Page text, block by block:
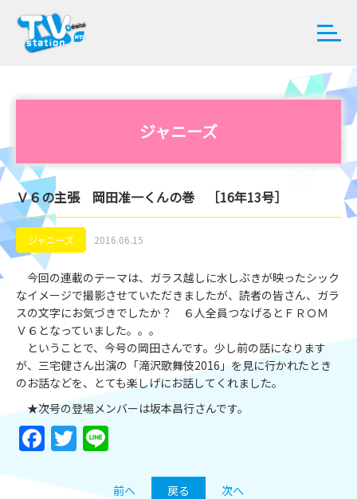
ジャニーズ
Ｖ６の主張 岡田准一くんの巻 ［16年13号］
ジャニーズ 2016.06.15
今回の連載のテーマは、ガラス越しに水しぶきが映ったシック
なイメージで撮影させていただきましたが、読者の皆さん、ガラ
スの文字にお気づきでしたか？ ６人全員つなげるとＦＲＯＭ
Ｖ６となっていました。。。
ということで、今号の岡田さんです。少し前の話になります
が、三宅健さん出演の「滝沢歌舞伎2016」を見に行かれたとき
のお話などを、とても楽しげにお話してくれました。
★次号の登場メンバーは坂本昌行さんです。
Facebook
Twitter
前へ 戻る 次へ